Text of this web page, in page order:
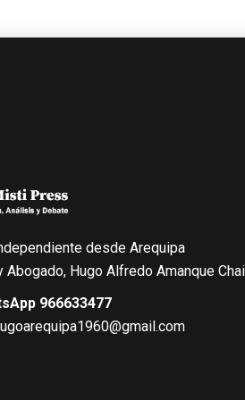
desde Arequipa
Hugo Alfredo Amanque
966633477